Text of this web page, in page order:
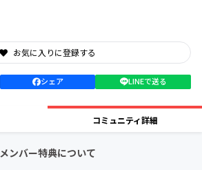
お気に入りに登録する
シェア LINEで送る
コミュニティ詳細
メンバー特典について